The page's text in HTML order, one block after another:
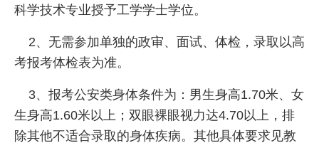
科学技术专业授予工学学士学位。
2、无需参加单独的政审、面试、体检，录取以高
考报考体检表为准。
3、报考公安类身体条件为：男生身高1.70米、女
生身高1.60米以上；双眼裸眼视力达4.70以上，排
除其他不适合录取的身体疾病。其他具体要求见教